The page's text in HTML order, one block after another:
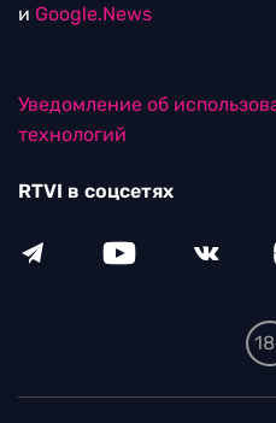
и Google.News
Уведомление об
технологий
RTVI в соцсетях